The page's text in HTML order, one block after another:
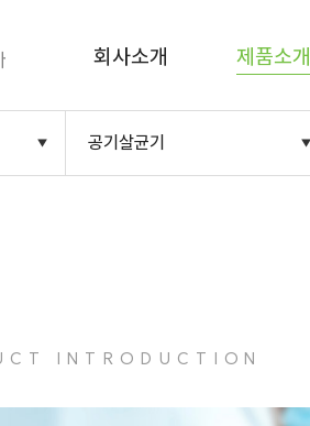
회사소개 제품소개
공기살균기
INTRODUCTION